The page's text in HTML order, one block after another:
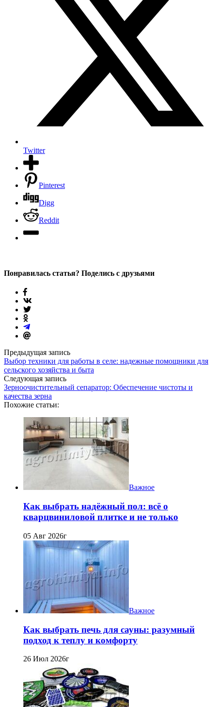
Twitter
Pinterest
Digg
Reddit
Понравилась статья? Поделись с друзьями
Предыдущая запись
Выбор техники для работы в селе: надежные помощники для
сельского хозяйства и быта
Следующая запись
Зерноочистительный сепаратор: Обеспечение чистоты и
качества зерна
Похожие статьи:
Важное
Как выбрать надёжный пол: всё о
кварцвиниловой плитке и не только
05 Авг 2026г
Важное
Как выбрать печь для сауны: разумный
подход к теплу и комфорту
26 Июл 2026г